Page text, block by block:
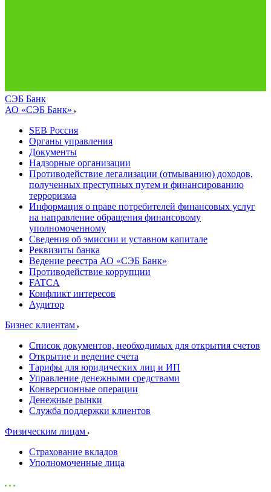
СЭБ Банк
АО «СЭБ Банк»
SEB Россия
Органы управления
Документы
Надзорные организации
Противодействие легализации (отмыванию) доходов,
полученных преступных путем и финансированию
терроризма
Информация о праве потребителей финансовых услуг
на направление обращения финансовому
уполномоченному
Сведения об эмиссии и уставном капитале
Реквизиты банка
Ведение реестра АО «СЭБ Банк»
Противодействие коррупции
FATCA
Конфликт интересов
Аудитор
Бизнес клиентам
Список документов, необходимых для открытия счетов
Открытие и ведение счета
Тарифы для юридических лиц и ИП
Управление денежными средствами
Конверсионные операции
Денежные рынки
Служба поддержки клиентов
Физическим лицам
Страхование вкладов
Уполномоченные лица